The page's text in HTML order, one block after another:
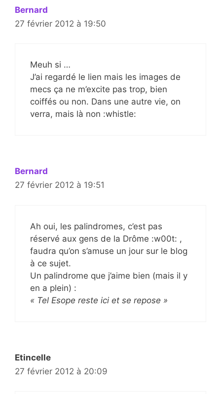
Bernard
27 février 2012 à 19:50
Meuh si …
J’ai regardé le lien mais les images de
mecs ça ne m’excite pas trop, bien
coiffés ou non. Dans une autre vie, on
verra, mais là non :whistle:
Bernard
27 février 2012 à 19:51
Ah oui, les palindromes, c’est pas
réservé aux gens de la Drôme :w00t: ,
faudra qu’on s’amuse un jour sur le blog
à ce sujet.
Un palindrome que j’aime bien (mais il y
en a plein) :
« Tel Esope reste ici et se repose »
Etincelle
27 février 2012 à 20:09